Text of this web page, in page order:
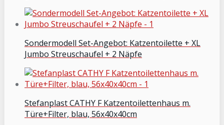
Sondermodell Set-Angebot: Katzentoilette + XL
Jumbo Streuschaufel + 2 Näpfe
Stefanplast CATHY F Katzentoilettenhaus m.
Türe+Filter, blau, 56x40x40cm